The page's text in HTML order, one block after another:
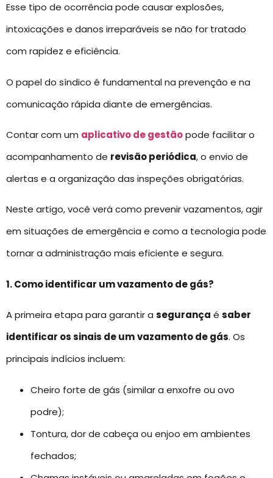
Esse tipo de ocorrência pode causar explosões,
intoxicações e danos irreparáveis se não for tratado
com rapidez e eficiência.
O papel do síndico é fundamental na prevenção e na
comunicação rápida diante de emergências.
Contar com um aplicativo de gestãopode facilitar o
acompanhamento de revisão periódica, o envio de
alertas e a organização das inspeções obrigatórias.
Neste artigo, você verá como prevenir vazamentos, agir
em situações de emergência e como a tecnologia pode
tornar a administração mais eficiente e segura.
1. Como identificar um vazamento de gás?
A primeira etapa para garantir a segurança é saber
identificar os sinais de umvazamento de gás. Os
principais indícios incluem:
Cheiro forte de gás (similar a enxofre ou ovo
podre);
Tontura, dor de cabeça ou enjoo em ambientes
fechados;